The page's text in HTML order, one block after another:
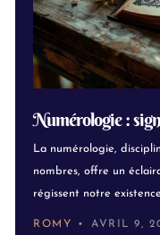
Numérologie :
La numérologie,
nombres, offre un
régissent notre
ROMY AVRIL 9,